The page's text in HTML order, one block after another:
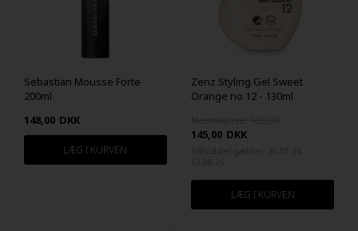
Sebastian Mousse Forte
200ml
148,00 DKK
Zenz Styling Gel Sweet
Orange no 12 - 130ml
145,00 DKK